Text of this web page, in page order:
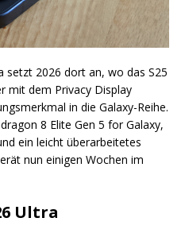
setzt 2026 dort an, wo das S25
mit dem Privacy Display
in die Galaxy-Reihe.
8 Elite Gen 5 for Galaxy,
ein leicht überarbeitetes
nun einigen Wochen im
Ultra